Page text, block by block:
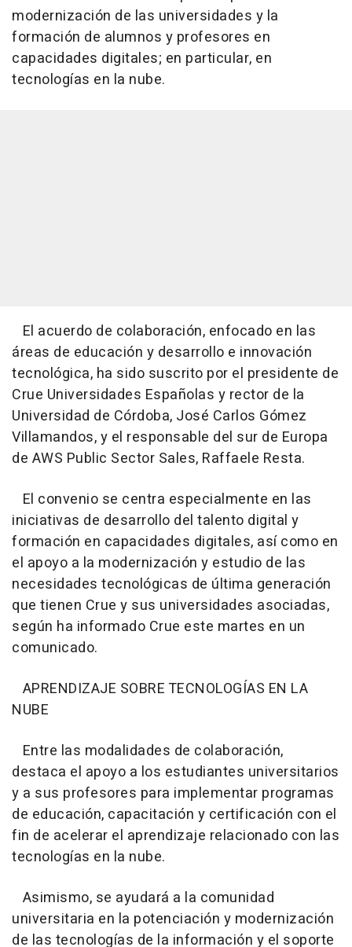
modernización de las universidades y la
formación de alumnos y profesores en
capacidades digitales; en particular, en
tecnologías en la nube.
El acuerdo de colaboración, enfocado en las
áreas de educación y desarrollo e innovación
tecnológica, ha sido suscrito por el presidente de
Crue Universidades Españolas y rector de la
Universidad de Córdoba, José Carlos Gómez
Villamandos, y el responsable del sur de Europa
de AWS Public Sector Sales, Raffaele Resta.
El convenio se centra especialmente en las
iniciativas de desarrollo del talento digital y
formación en capacidades digitales, así como en
el apoyo a la modernización y estudio de las
necesidades tecnológicas de última generación
que tienen Crue y sus universidades asociadas,
según ha informado Crue este martes en un
comunicado.
APRENDIZAJE SOBRE TECNOLOGÍAS EN LA
NUBE
Entre las modalidades de colaboración,
destaca el apoyo a los estudiantes universitarios
y a sus profesores para implementar programas
de educación, capacitación y certificación con el
fin de acelerar el aprendizaje relacionado con las
tecnologías en la nube.
Asimismo, se ayudará a la comunidad
universitaria en la potenciación y modernización
de las tecnologías de la información y el soporte